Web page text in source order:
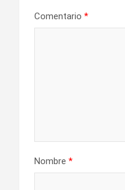
Comentario *
Nombre *